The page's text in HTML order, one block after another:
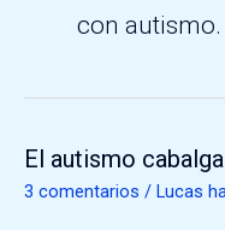
con autismo.
El autismo
3 comentarios / Lucas
El
autismo